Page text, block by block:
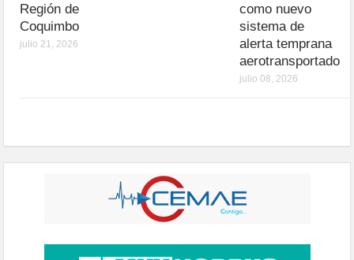
Región de
Coquimbo
julio 21, 2026
como nuevo
sistema de
alerta temprana
aerotransportado
julio 08, 2026